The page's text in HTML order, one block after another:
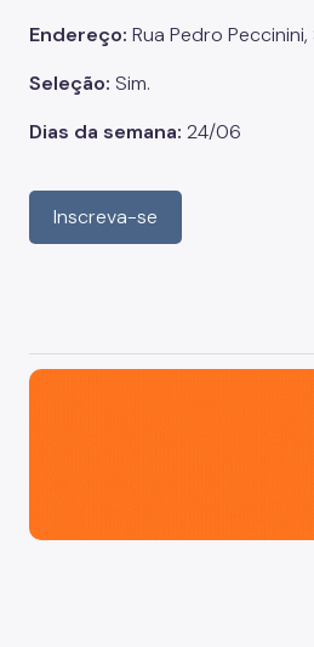
Endereço: Rua Pedro
Seleção: Sim.
Dias da semana: 24/06
Inscreva-se
São Paulo, cidade inteligente,